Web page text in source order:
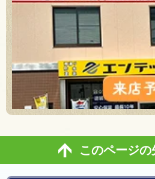
このページの